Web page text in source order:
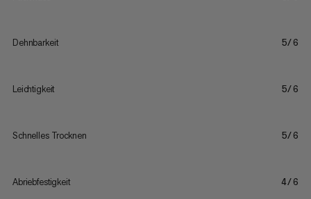
Dehnbarkeit 5/6
Leichtigkeit 5/6
Schnelles Trocknen 5/6
Abriebfestigkeit 4/6